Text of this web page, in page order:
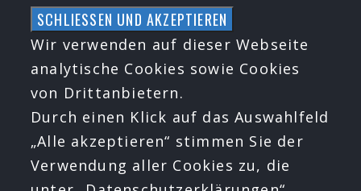
Zum
Inhalt
springen
Wir verwenden auf dieser Webseite
analytische Cookies sowie Cookies
von Drittanbietern.
Durch einen Klick auf das Auswahlfeld
„Alle akzeptieren“ stimmen Sie der
Verwendung aller Cookies zu, die